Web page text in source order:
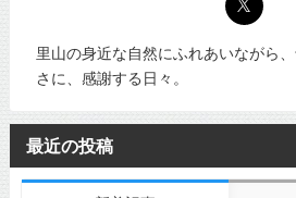
里山の身近な自然にふれあいながら
さに、感謝する日々。
最近の投稿